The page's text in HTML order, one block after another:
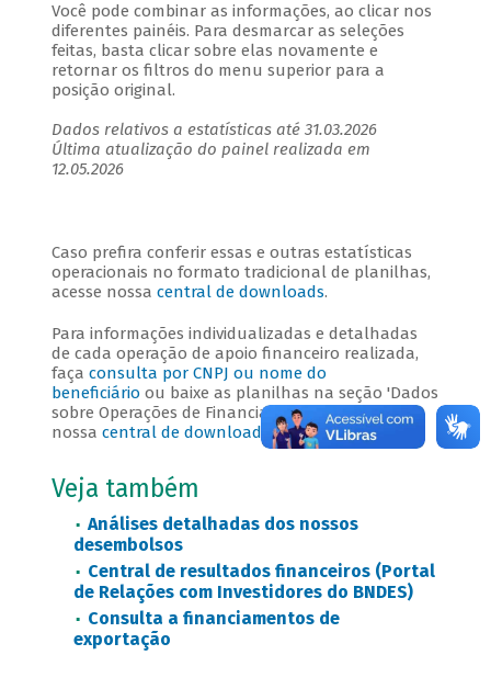
Você pode combinar as informações, ao clicar nos
diferentes painéis. Para desmarcar as seleções
feitas, basta clicar sobre elas novamente e
retornar os filtros do menu superior para a
posição original.
Dados relativos a estatísticas até 31.03.2026
Última atualização do painel realizada em
12.05.2026
Caso prefira conferir essas e outras estatísticas
operacionais no formato tradicional de planilhas,
acesse nossa central de downloads.
Para informações individualizadas e detalhadas
de cada operação de apoio financeiro realizada,
faça consulta por CNPJ ou nome do
beneficiário ou baixe as planilhas na seção 'Dados
sobre Operações de Financiamentos' de
nossa central de downloads .
Veja também
Análises detalhadas dos nossos
desembolsos
Central de resultados financeiros (Portal
de Relações com Investidores do BNDES)
Consulta a financiamentos de
exportação